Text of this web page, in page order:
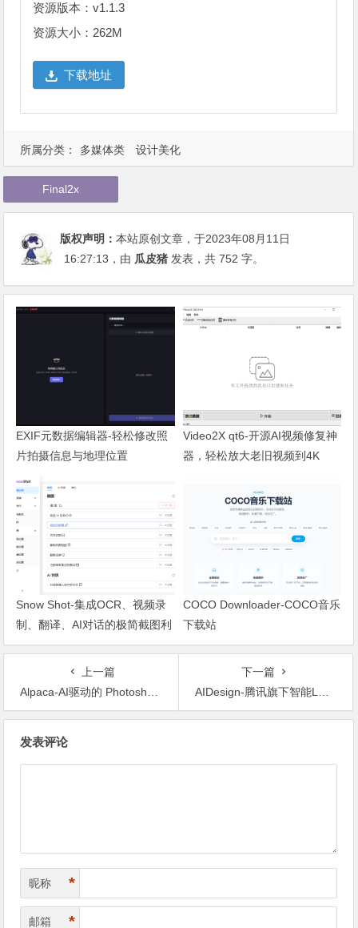
资源版本：v1.1.3
资源大小：262M
下载地址
所属分类： 多媒体类 设计美化
Final2x
版权声明：本站原创文章，于2023年08月11日
16:27:13 ，由 瓜皮猪 发表，共 752 字。
EXIF元数据编辑器-轻松修改照
片拍摄信息与地理位置
Video2X qt6-开源AI视频修复神
器，轻松放大老旧视频到4K
Snow Shot-集成OCR、视频录
制、翻译、AI对话的极简截图利
器
COCO Downloader-COCO音乐
下载站
上一篇
Alpaca-AI驱动的 Photoshop 插件
下一篇
AIDesign-腾讯旗下智能LOGO设计平台
发表评论
昵称 *
邮箱 *